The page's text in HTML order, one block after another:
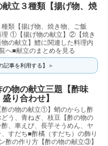
立３種類【揚げ物、焼
類【揚げ物、焼き物、ご飯
理 ①【揚げ物の献立】②【焼き
の献立】鱧に関連した料理内
へ■献立のまとめを見る
記事を利用する】＞
物の献立三題【酢味
り合わせ】
酢の物の献立①】蛸のからし酢
う、青ねぎ、枝豆【酢の物の
、車えび、長芋そうめん、ヤ
すだち■酢橘（すだち）の飾り
酢の作り方【酢の物の献立③】